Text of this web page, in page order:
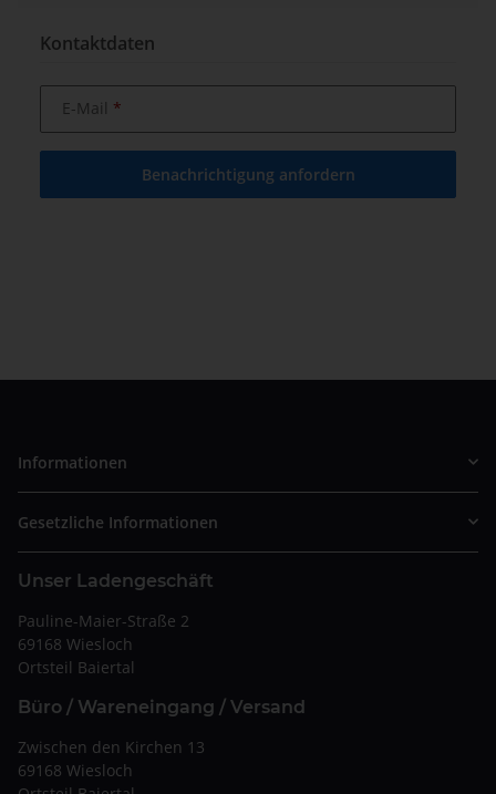
Kontaktdaten
E-Mail
Benachrichtigung anfordern
Informationen
Gesetzliche Informationen
Unser Ladengeschäft
Pauline-Maier-Straße 2
69168 Wiesloch
Ortsteil Baiertal
Büro / Wareneingang / Versand
Zwischen den Kirchen 13
69168 Wiesloch